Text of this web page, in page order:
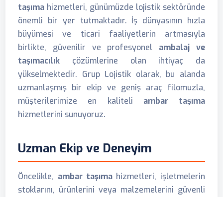
taşıma hizmetleri, günümüzde lojistik sektöründe
önemli bir yer tutmaktadır. İş dünyasının hızla
büyümesi ve ticari faaliyetlerin artmasıyla
birlikte, güvenilir ve profesyonel ambalaj ve
taşımacılık çözümlerine olan ihtiyaç da
yükselmektedir. Grup Lojistik olarak, bu alanda
uzmanlaşmış bir ekip ve geniş araç filomuzla,
müşterilerimize en kaliteli ambar taşıma
hizmetlerini sunuyoruz.
Uzman Ekip ve Deneyim
Öncelikle, ambar taşıma hizmetleri, işletmelerin
stoklarını, ürünlerini veya malzemelerini güvenli